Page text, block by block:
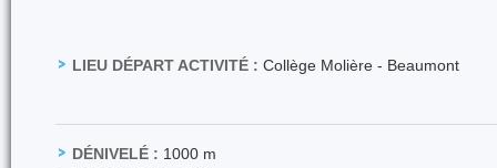
LIEU DÉPART ACTIVITÉ : Collège Molière - Beaumont
DÉNIVELÉ : 1000 m